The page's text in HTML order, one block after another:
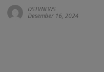
DSTVNEWS
Desember 16, 2024